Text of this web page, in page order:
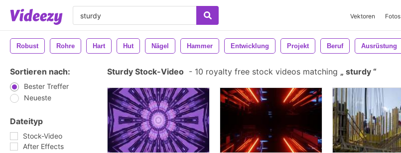
Vektoren Fotos
Robust Rohre Hart Hut Nägel Hammer Entwicklung Projekt Beruf Ausrüstung
Sortieren nach:
Bester Treffer
Neueste
Dateityp
Stock-Video
After Effects
Sturdy Stock-Video - 10 royalty free stock videos matching sturdy